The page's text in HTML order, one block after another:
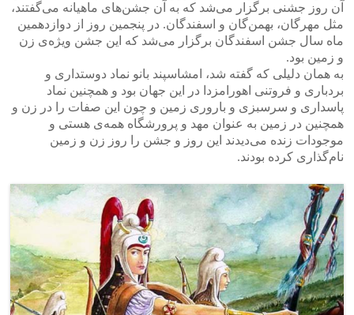
آن روز جشنی برگزار می‌شد که به آن جشن‌های ماهیانه می‌گفتند،
مثل مهرگان، بهمن‌گان و اسفندگان. در پنجمین روز از دوازدهمین
ماه سال جشن اسفندگان برگزار می‌شد که این جشن ویژه‌ی زن
و زمین بود.
به همان دلیلی که گفته شد، امشاسپند بانو نماد دوستداری و
بردباری و فروتنی اهورامزدا در این جهان بود و همچنین نماد
پاسداری و سرسبزی و باروری زمین و چون این صفات را در زن و
همچنین در زمین به عنوان مهد و پرورشگاه همه‌ی هستی و
موجودات زنده می‌دیدند این روز و جشن را روز زن و زمین
نام‌گذاری کرده بودند.